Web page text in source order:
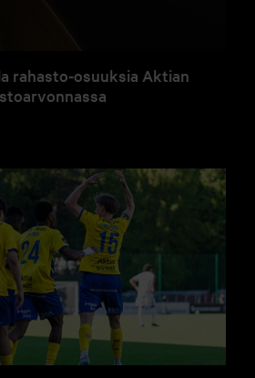
rahasto-osuuksia Aktian